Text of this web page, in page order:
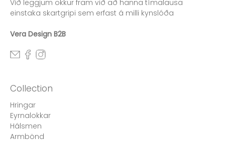
Við leggjum okkur fram við að hanna tímalausa
einstaka skartgripi sem erfast á milli kynslóða
Vera Design B2B
Collection
Hringar
Eyrnalokkar
Hálsmen
Armbönd